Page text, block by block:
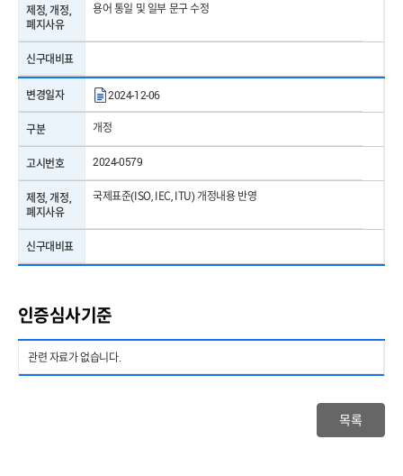
제정, 개정,
폐지사유
용어 통일 및 일부 문구 수정
신구대비표
변경일자 2024-12-06
구분 개정
고시번호 2024-0579
제정, 개정,
폐지사유
국제표준(ISO, IEC, ITU) 개정내용 반영
신구대비표
인증심사기준
관련 자료가 없습니다.
목록